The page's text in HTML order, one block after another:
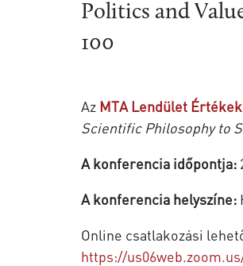
Politics and
100
Az MTA Lendület
Scientific Philosophy to
A konferencia időpontja:
A konferencia helyszíne:
Online csatlakozási
https://